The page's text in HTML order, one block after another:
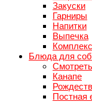
Закуски
Гарниры
Напитки
Выпечка
Блюда для
Канапе
Постная